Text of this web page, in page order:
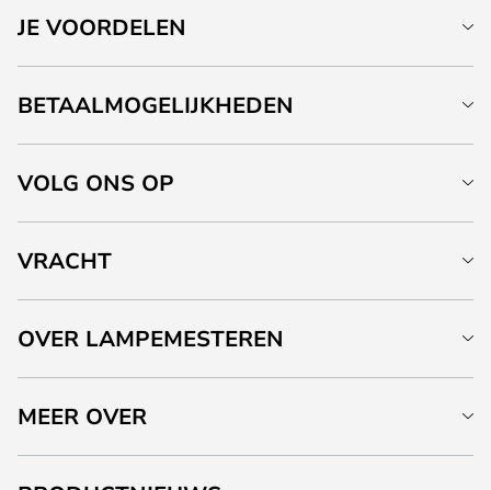
JE VOORDELEN
BETAALMOGELIJKHEDEN
VOLG ONS OP
VRACHT
OVER LAMPEMESTEREN
MEER OVER